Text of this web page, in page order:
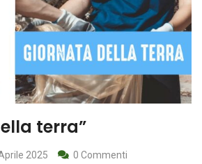
terra”
2025 0 Commenti